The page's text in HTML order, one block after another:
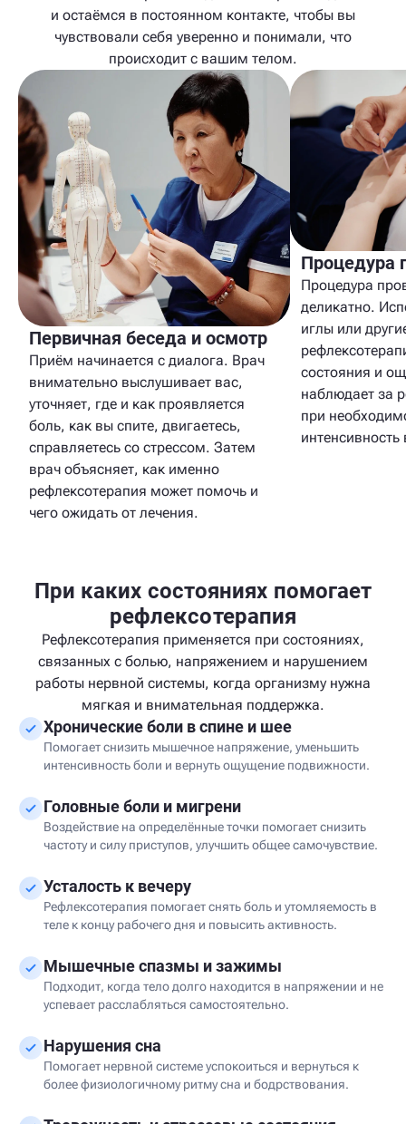
и остаёмся в постоянном контакте, чтобы вы
чувствовали себя уверенно и понимали, что
происходит с вашим телом.
Первичная беседа и осмотр
Приём начинается с диалога. Врач
внимательно выслушивает вас,
уточняет, где и как проявляется
боль, как вы спите, двигаетесь,
справляетесь со стрессом. Затем
врач объясняет, как именно
рефлексотерапия может помочь и
чего ожидать от лечения.
Процедура
Процедура
деликатно.
иглы или
состояния и
наблюдает за
при
При каких состояниях помогает
рефлексотерапия
Рефлексотерапия применяется при состояниях,
связанных с болью, напряжением и нарушением
работы нервной системы, когда организму нужна
мягкая и внимательная поддержка.
Хронические боли в спине и шее
Помогает снизить мышечное напряжение, уменьшить
интенсивность боли и вернуть ощущение подвижности.
Головные боли и мигрени
Воздействие на определённые точки помогает снизить
частоту и силу приступов, улучшить общее самочувствие.
Усталость к вечеру
Рефлексотерапия помогает снять боль и утомляемость в
теле к концу рабочего дня и повысить активность.
Мышечные спазмы и зажимы
Подходит, когда тело долго находится в напряжении и не
успевает расслабляться самостоятельно.
Нарушения сна
Помогает нервной системе успокоиться и вернуться к
более физиологичному ритму сна и бодрствования.